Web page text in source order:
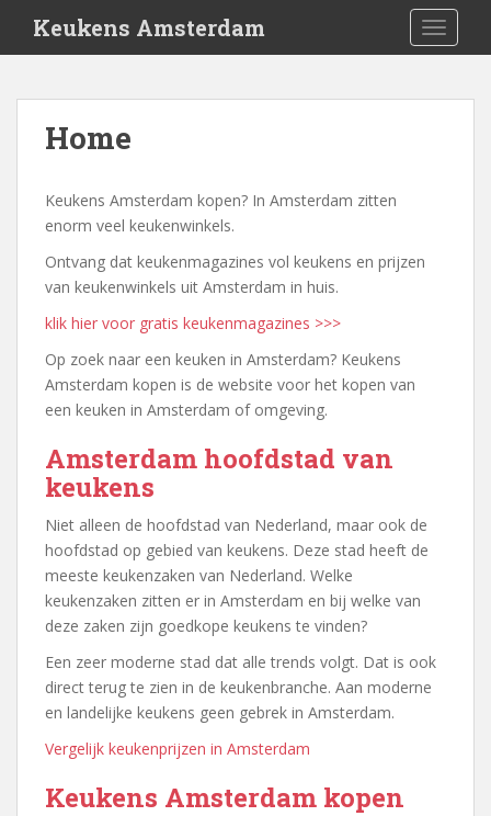
i
Keukens Amsterdam
Home
Keukens Amsterdam kopen? In Amsterdam zitten
enorm veel keukenwinkels.
Ontvang dat keukenmagazines vol keukens en prijzen
van keukenwinkels uit Amsterdam in huis.
klik hier voor gratis keukenmagazines >>>
Op zoek naar een keuken in Amsterdam? Keukens
Amsterdam kopen is de website voor het kopen van
een keuken in Amsterdam of omgeving.
Amsterdam hoofdstad van
keukens
Niet alleen de hoofdstad van Nederland, maar ook de
hoofdstad op gebied van keukens. Deze stad heeft de
meeste keukenzaken van Nederland. Welke
keukenzaken zitten er in Amsterdam en bij welke van
deze zaken zijn goedkope keukens te vinden?
Een zeer moderne stad dat alle trends volgt. Dat is ook
direct terug te zien in de keukenbranche. Aan moderne
en landelijke keukens geen gebrek in Amsterdam.
Vergelijk keukenprijzen in Amsterdam
Keukens Amsterdam kopen